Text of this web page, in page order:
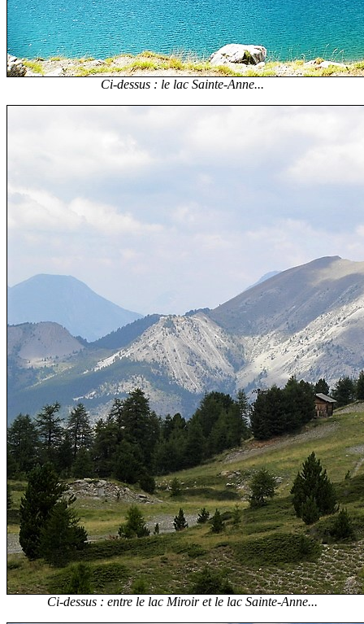
Ci-dessus : le lac Sainte-Anne...
Ci-dessus : entre le lac Miroir et le lac Sainte-Anne...